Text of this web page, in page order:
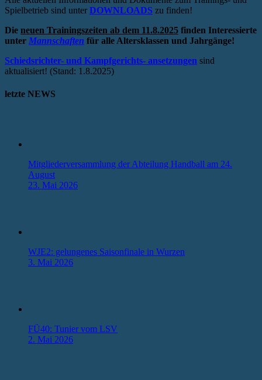
Spielbetrieb sind unter DOWNLOADS zu finden!
Die neuen Trainingszeiten ab dem 11.8.2025 finden Interessierte
unter Mannschaften für alle Altersklassen und Jahrgänge!
Schiedsrichter- und Kampfgerichts- ansetzungen sind
aktualisiert! (Stand: 1.8.2025)
letzte NEWS
Mitgliederversammlung der Abteilung Handball am 24.
August
23. Mai 2026
WJE2: gelungenes Saisonfinale in Wurzen
3. Mai 2026
FÜ40: Tunier vom LSV
2. Mai 2026